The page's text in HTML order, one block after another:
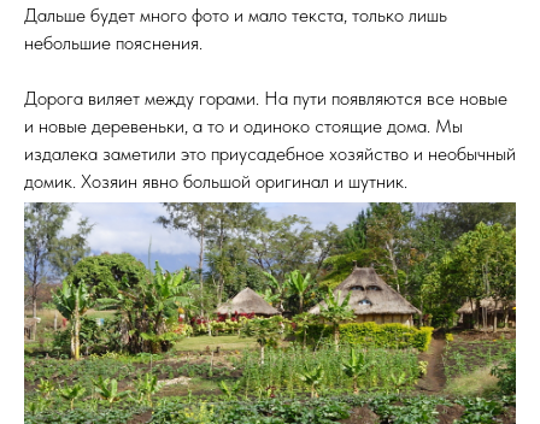
Дальше будет много фото и мало текста, только лишь
небольшие пояснения.
Дорога виляет между горами. На пути появляются все новые
и новые деревеньки, а то и одиноко стоящие дома. Мы
издалека заметили это приусадебное хозяйство и необычный
домик. Хозяин явно большой оригинал и шутник.